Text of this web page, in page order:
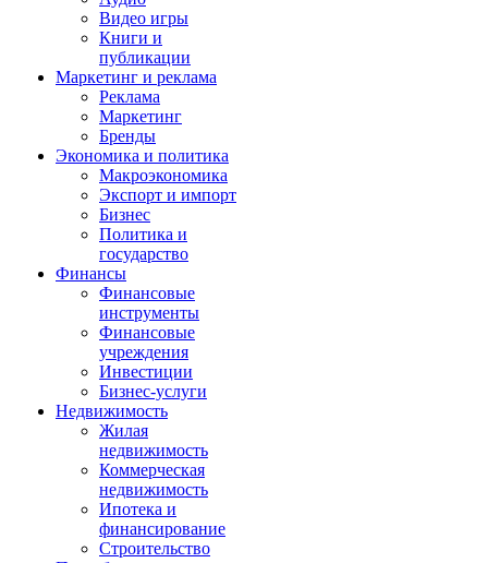
Видео игры
Книги и
публикации
Маркетинг и реклама
Реклама
Маркетинг
Бренды
Экономика и политика
Макроэкономика
Экспорт и импорт
Бизнес
Политика и
государство
Финансы
Финансовые
инструменты
Финансовые
учреждения
Инвестиции
Бизнес-услуги
Недвижимость
Жилая
недвижимость
Коммерческая
недвижимость
Ипотека и
финансирование
Строительство